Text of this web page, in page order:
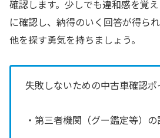
確認します。少しでも違和感を覚
に確認し、納得のいく回答が得ら
他を探す勇気を持ちましょう。
失敗しないための中古車確認ポ
・第三者機関（グー鑑定等）